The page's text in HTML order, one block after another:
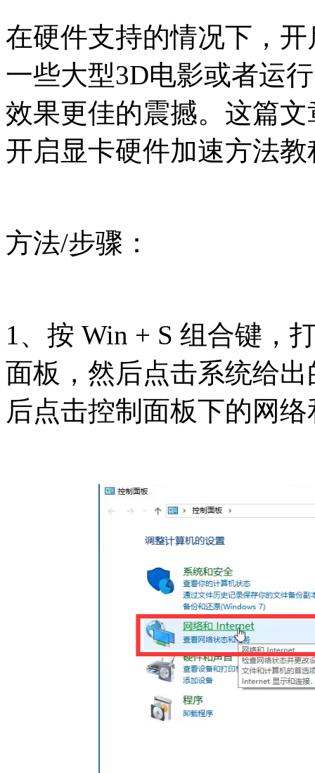
在硬件支持的情况下，
一些大型3D电影或者运
效果更佳的震撼。这篇
开启显卡硬件加速方法教
方法/步骤：
1、按 Win + S 组合键，
面板，然后点击系统给
后点击控制面板下的网络